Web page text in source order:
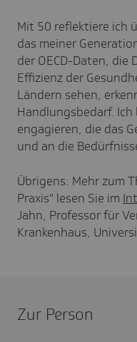
Mit 50 reflektiere ich
das meiner
der OECD-Daten,
Effizienz der
Ländern sehen,
Handlungsbedarf.
engagieren, die das
und an die
Übrigens: Mehr zum
Praxis" lesen Sie im
Jahn, Professor für
Krankenhaus,
Zur Person